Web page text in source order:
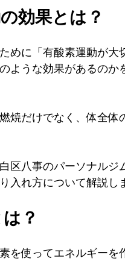
効果とは？
めに「有酸素運動が大
ような効果があるの
焼だけでなく、体全
区八事のパーソナル
入れ方について解説し
？
を使ってエネルギーを